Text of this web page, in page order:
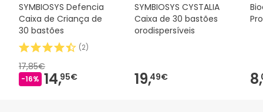
SYMBIOSYS Defencia
Caixa de Criança de
30 bastões
(2)
17,85€
-16% 14,95€
SYMBIOSYS CYSTALIA
Caixa de 30 bastões
orodispersíveis
19,49€ 8,